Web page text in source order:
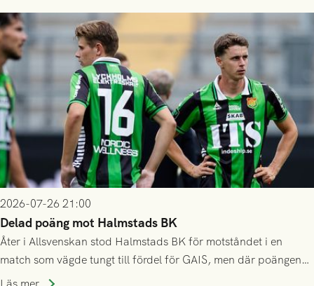
2026-07-26 21:00
Delad poäng mot Halmstads BK
Åter i Allsvenskan stod Halmstads BK för motståndet i en
match som vägde tungt till fördel för GAIS, men där poängen
delades efter dramatik på tilläggstid.